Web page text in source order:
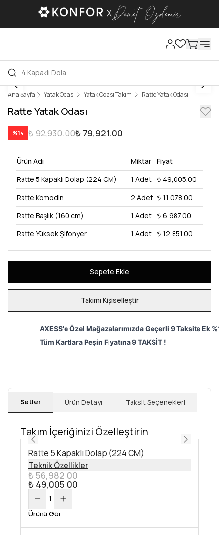
Ana Sayfa Yatak Odası Yatak Odası Takımı Ratte Yatak Odası
Ratte Yatak Odası
%14 ₺ 92,930.00₺ 79,921.00
Ürün Adı Miktar
Fiyat
Ratte 5 Kapaklı Dolap (224 CM)
1 Adet ₺ 49,005.00
Ratte Komodin
2 Adet ₺ 11,078.00
Ratte Başlık (160 cm)
1 Adet ₺ 6,987.00
Ratte Yüksek Şifonyer
1 Adet ₺ 12,851.00
Sepete Ekle
Takımı Kişiselleştir
AXESS'e Özel Mağazalarımızda Geçerli 9 Taksite Ek
Tüm Kartlara Peşin Fiyatına 9 TAKSİT !
Setler Ürün Detayı Taksit Seçenekleri
Takım İçeriğinizi Özelleştirin
Ratte 5 Kapaklı Dolap (224 CM)
Teknik Özellikler
₺ 56,982.00
₺ 49,005.00
1
Ürünü Gör